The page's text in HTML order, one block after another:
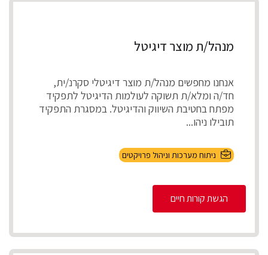
מנהל/ת מוצר דיגיטל
אנחנו מחפשים מנהל/ת מוצר דיגיטלי סקרנ/ית,
חד/ה ומלא/ת תשוקה לעולמות הדיגיטל לתפקיד
מפתח בחטיבת השיווק והדיגיטל. במסגרת התפקיד
תובילו ניהו...
ניתוח מערכות וניהול פרויקטים
הגשת קורות חיים